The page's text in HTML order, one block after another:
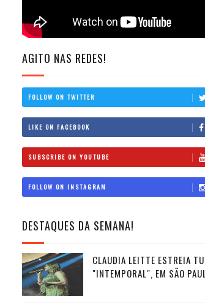
AGITO NAS REDES!
FOLLOW ON TWITTER
LIKE ON FACEBOOK
SUBSCRIBE ON YOUTUBE
FOLLOW ON INSTAGRAM
DESTAQUES DA SEMANA!
CLAUDIA LEITTE ESTREIA
"INTEMPORAL", EM SÃO